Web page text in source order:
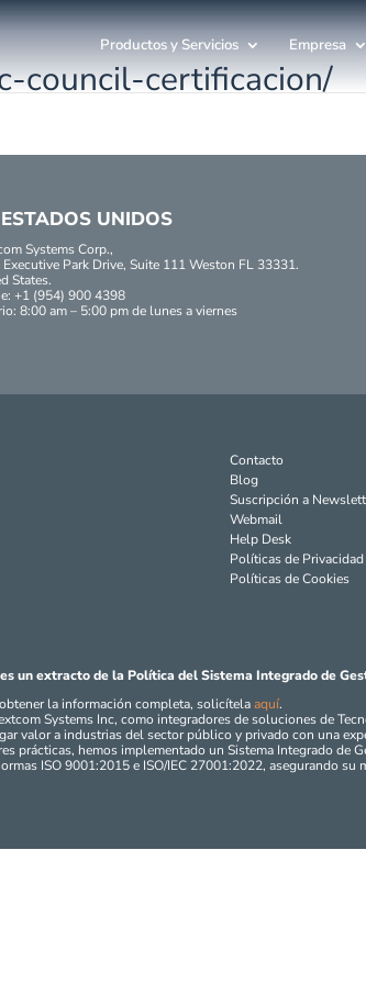
Productos y Servicios Empresa
council-certificacion/
ESTADOS UNIDOS
Systems Corp.,
Park Drive, Suite 111 Weston FL 33331.
States.
+1 (954) 900 4398
8:00 am – 5:00 pm de lunes a viernes
Contacto
Blog
Suscripción a
Webmail
Help Desk
Políticas de Privacidad
Políticas de Cookies
un extracto de la Política del Sistema Integrado de
la información completa, solicítelaaquí.
Systems Inc, como integradores de soluciones de
valor a industrias del sector público y privado con una
prácticas, hemos implementado un Sistema Integrado de
ISO 9001:2015 e ISO/IEC 27001:2022, asegurando su